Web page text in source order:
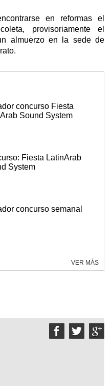
en reformas el
provisoriamente el
almuerzo en la sede de
concurso Fiesta
Sound System
Fiesta LatinArab
System
concurso semanal
VER MÁS
  